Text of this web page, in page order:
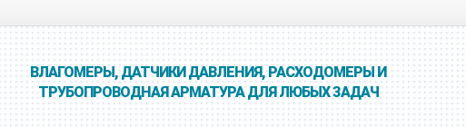
ВЛАГОМЕРЫ, ДАТЧИКИ ДАВЛЕНИЯ, РАСХОДОМЕРЫ И
ТРУБОПРОВОДНАЯ АРМАТУРА ДЛЯ ЛЮБЫХ ЗАДАЧ